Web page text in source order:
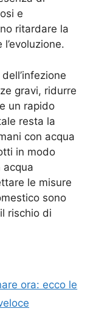
e
ritardare la
gravi, ridurre
un rapido
resta la
con acqua
in modo
acqua
le misure
sono
rischio di
ora: ecco le